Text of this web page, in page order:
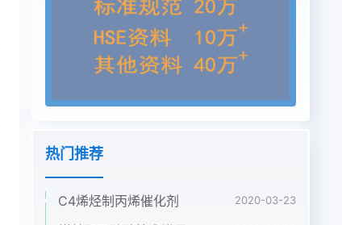
热门推荐
C4烯烃制丙烯催化剂 2020-03-23